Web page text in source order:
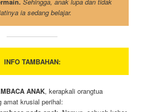
ia sedang belajar.
INFO TAMBAHAN:
ANAK, kerapkali orangtua
amat krusial perihal: